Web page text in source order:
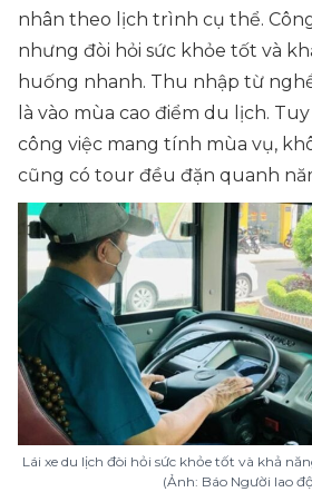
nhân theo lịch trình cụ thể.
nhưng đòi hỏi sức khỏe tốt và
huống nhanh. Thu nhập từ
là vào mùa cao điểm du lịch.
công việc mang tính mùa vụ,
cũng có tour đều đặn quanh
Lái xe du lịch đòi hỏi sức khỏe tốt và khả
(Ảnh: Báo Người lao